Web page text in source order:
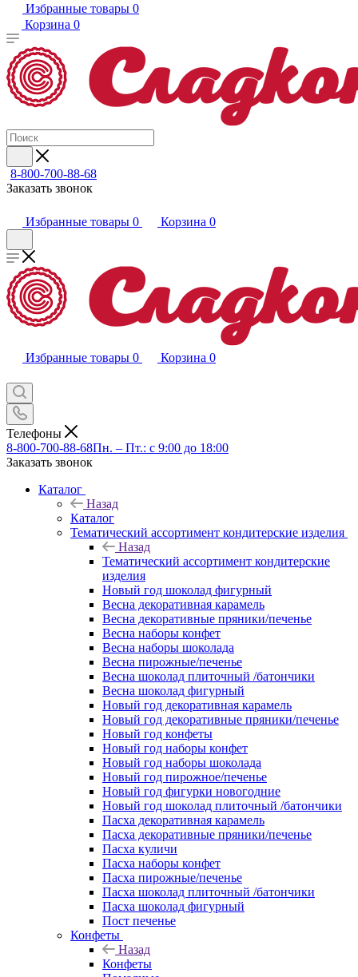
Избранные товары 0
Корзина 0
8-800-700-88-68
Заказать звонок
Избранные товары 0 Корзина 0
Избранные товары 0 Корзина 0
Телефоны
8-800-700-88-68Пн. – Пт.: с 9:00 до 18:00
Заказать звонок
Каталог
Назад
Каталог
Тематический ассортимент кондитерские изделия
Назад
Тематический ассортимент кондитерские
изделия
Новый год шоколад фигурный
Весна декоративная карамель
Весна декоративные пряники/печенье
Весна наборы конфет
Весна наборы шоколада
Весна пирожные/печенье
Весна шоколад плиточный /батончики
Весна шоколад фигурный
Новый год декоративная карамель
Новый год декоративные пряники/печенье
Новый год конфеты
Новый год наборы конфет
Новый год наборы шоколада
Новый год пирожное/печенье
Новый год фигурки новогодние
Новый год шоколад плиточный /батончики
Пасха декоративная карамель
Пасха декоративные пряники/печенье
Пасха куличи
Пасха наборы конфет
Пасха пирожные/печенье
Пасха шоколад плиточный /батончики
Пасха шоколад фигурный
Пост печенье
Конфеты
Назад
Конфеты